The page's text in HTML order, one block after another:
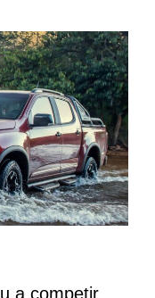
a competir